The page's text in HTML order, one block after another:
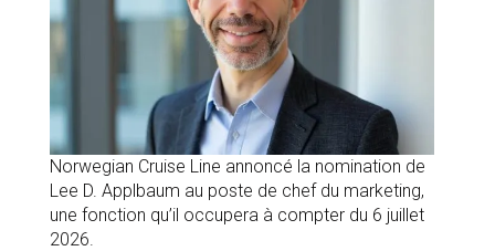
Norwegian Cruise Line annoncé la nomination de
Lee D. Applbaum au poste de chef du marketing,
une fonction qu’il occupera à compter du 6 juillet
2026.